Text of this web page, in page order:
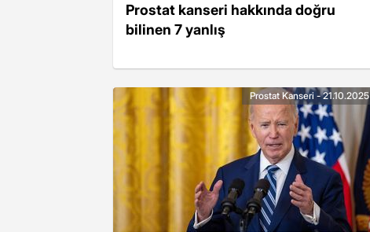
Prostat kanseri hakkında doğru
bilinen 7 yanlış
Prostat Kanseri - 21.10.2025